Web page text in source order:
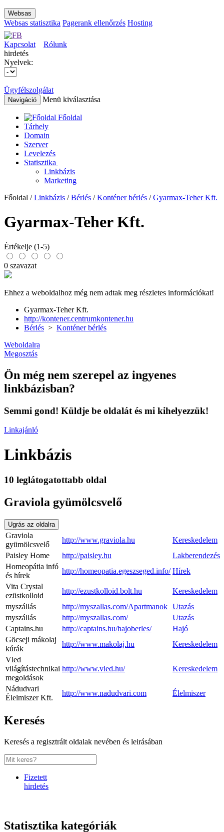
Websas
Websas statisztika Pagerank ellenőrzés Hosting
Kapcsolat
Rólunk
hirdetés
Nyelvek:
Ügyfélszolgálat
Navigáció Menü kiválasztása
Főoldal
Tárhely
Domain
Szerver
Levelezés
Statisztika
Linkbázis
Marketing
Főoldal /Linkbázis /Bérlés /Konténer bérlés /Gyarmax-Teher Kft.
Gyarmax-Teher Kft.
Értékelje (1-5)
0 szavazat
Ehhez a weboldalhoz még nem adtak meg részletes információkat!
Gyarmax-Teher Kft.
http://kontener.centrumkontener.hu
Bérlés > Konténer bérlés
Weboldalra
Megosztás
Ön még nem szerepel az ingyenes
linkbázisban?
Semmi gond! Küldje be oldalát és mi kihelyezzük!
Linkajánló
Linkbázis
10 leglátogatottabb oldal
Graviola gyümölcsvelő
Ugrás az oldalra
Graviola
gyümölcsvelő
http://www.graviola.hu
Kereskedelem
Paisley Home
http://paisley.hu
Lakberendezés
Homeopátia infó
és hírek
http://homeopatia.egeszseged.info/ Hírek
Vita Crystal
ezüstkolloid
http://ezustkolloid.bolt.hu
Kereskedelem
myszállás
http://myszallas.com/Apartmanok Utazás
myszállás
http://myszallas.com/
Utazás
Captains.hu
http://captains.hu/hajoberles/
Hajó
Göcseji mákolaj
kúrák
http://www.makolaj.hu
Kereskedelem
Vled
világítástechnikai
megoldások
http://www.vled.hu/ Kereskedelem
Nádudvari
Élelmiszer Kft.
http://www.nadudvari.com Élelmiszer
Keresés
Keresés a regisztrált oldalak nevében és leirásában
Fizetett
hirdetés
Statisztika kategóriák